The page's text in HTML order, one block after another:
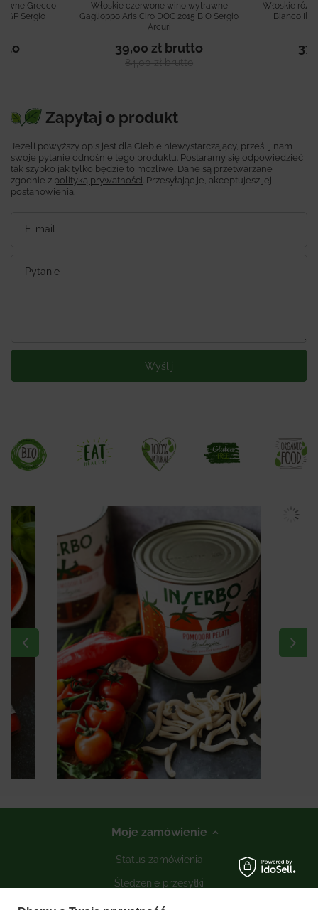
Grecco
IGP Sergio
Włoskie czerwone wino wytrawne
Gaglioppo Aris Ciro DOC 2015 BIO Sergio
Arcuri
84,00 złbrutto
39,00 zł brutto
Włoskie
Bianco Il
Zapytaj o produkt
Jeżeli powyższy opis jest dla Ciebie niewystarczający, prześlij nam
swoje pytanie odnośnie tego produktu. Postaramy się odpowiedzieć
tak szybko jak tylko będzie to możliwe. Dane są przetwarzane
zgodnie z polityką prywatności. Przesyłając je, akceptujesz jej
postanowienia.
E-mail
Pytanie
Wyślij
Moje zamówienie
Status zamówienia
Śledzenie przesyłki
Kontakt